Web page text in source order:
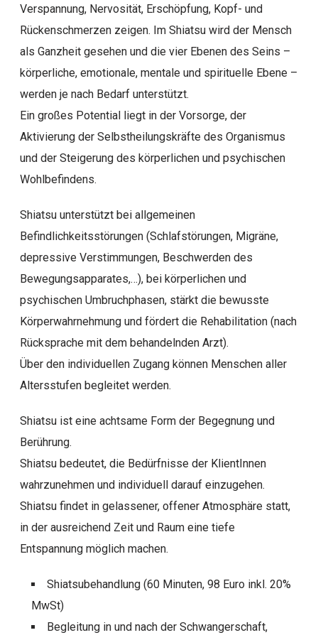
Verspannung, Nervosität, Erschöpfung, Kopf- und
Rückenschmerzen zeigen. Im Shiatsu wird der Mensch
als Ganzheit gesehen und die vier Ebenen des Seins –
körperliche, emotionale, mentale und spirituelle Ebene –
werden je nach Bedarf unterstützt.
Ein großes Potential liegt in der Vorsorge, der
Aktivierung der Selbstheilungskräfte des Organismus
und der Steigerung des körperlichen und psychischen
Wohlbefindens.
Shiatsu unterstützt bei allgemeinen
Befindlichkeitsstörungen (Schlafstörungen, Migräne,
depressive Verstimmungen, Beschwerden des
Bewegungsapparates,…), bei körperlichen und
psychischen Umbruchphasen, stärkt die bewusste
Körperwahrnehmung und fördert die Rehabilitation (nach
Rücksprache mit dem behandelnden Arzt).
Über den individuellen Zugang können Menschen aller
Altersstufen begleitet werden.
Shiatsu ist eine achtsame Form der Begegnung und
Berührung.
Shiatsu bedeutet, die Bedürfnisse der KlientInnen
wahrzunehmen und individuell darauf einzugehen.
Shiatsu findet in gelassener, offener Atmosphäre statt,
in der ausreichend Zeit und Raum eine tiefe
Entspannung möglich machen.
Shiatsubehandlung (60 Minuten, 98 Euro inkl. 20%
MwSt)
Begleitung in und nach der Schwangerschaft,